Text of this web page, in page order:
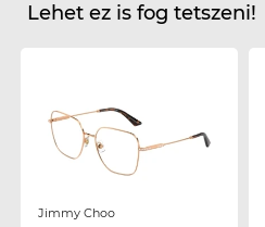
Lehet ez is fog tetszeni!
Jimmy Choo